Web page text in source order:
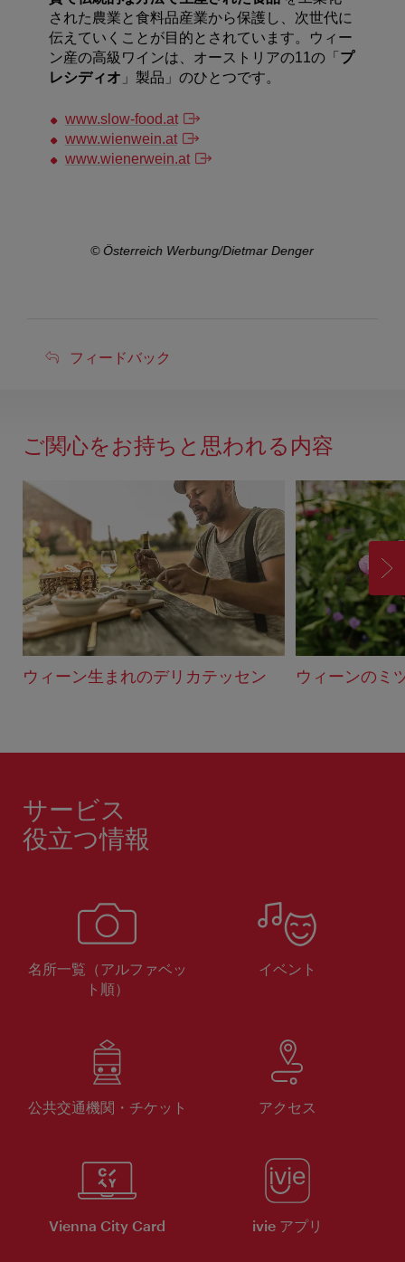
された農業と食料品産業から保護し、次世代に
伝えていくことが目的とされています。ウィー
ン産の高級ワインは、オーストリアの11の「 プ
レシディオ 」製品」のひとつです。
www.slow-food.at
www.wienwein.at
www.wienerwein.at
© Österreich Werbung/Dietmar Denger
フ
ド
ッ
ク
フィードバック
ご関心をお持ちと思われる内容
ウィーン生まれのデリカテッセン ウィーンのミ
進
む
サービス
役立つ情報
名所一覧（アルファベッ
ト順）
イベント
公共交通機関・チケット アクセス
Vienna City Card ivie アプリ